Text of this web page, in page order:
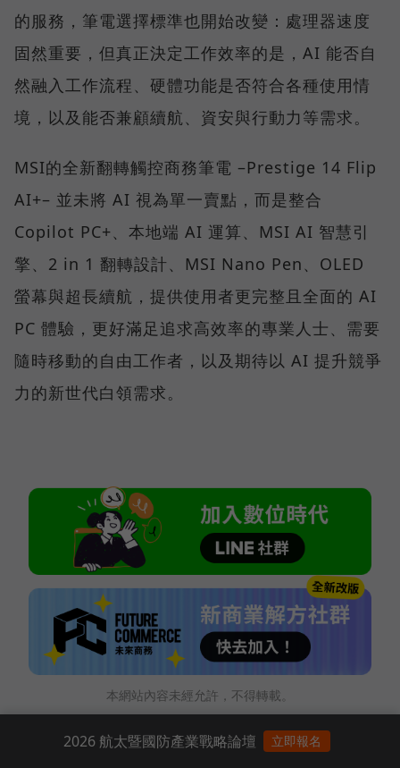
的服務，筆電選擇標準也開始改變：處理器速度
固然重要，但真正決定工作效率的是，AI 能否自
然融入工作流程、硬體功能是否符合各種使用情
境，以及能否兼顧續航、資安與行動力等需求。
MSI的全新翻轉觸控商務筆電 –Prestige 14 Flip
AI+– 並未將 AI 視為單一賣點，而是整合
Copilot PC+、本地端 AI 運算、MSI AI 智慧引
擎、2 in 1 翻轉設計、MSI Nano Pen、OLED
螢幕與超長續航，提供使用者更完整且全面的 AI
PC 體驗，更好滿足追求高效率的專業人士、需要
隨時移動的自由工作者，以及期待以 AI 提升競爭
力的新世代白領需求。
本網站內容未經允許，不得轉載。
2026 航太暨國防產業戰略論壇 立即報名